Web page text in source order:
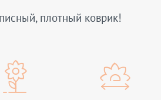
плотный коврик!